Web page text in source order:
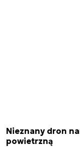
Nieznany dron
powietrzną